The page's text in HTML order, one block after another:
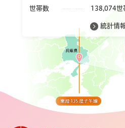
世帯数
138,074世
統計情